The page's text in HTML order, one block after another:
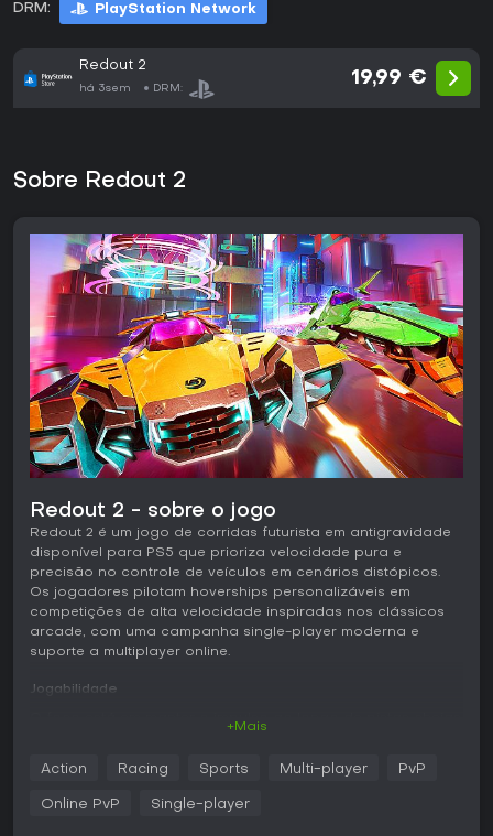
DRM: PlayStation Network
Redout 2
há 3sem DRM:
19,99 €
Sobre Redout 2
Redout 2 - sobre o jogo
Redout 2 é um jogo de corridas futurista em antigravidade
disponível para PS5 que prioriza velocidade pura e
precisão no controle de veículos em cenários distópicos.
Os jogadores pilotam hoverships personalizáveis em
competições de alta velocidade inspiradas nos clássicos
arcade, com uma campanha single-player moderna e
suporte a multiplayer online.
Jogabilidade
velocidades extremas, com um sistema intuitivo que
recompensa a prática para traçar linhas mais precisas e
+Mais
Action Racing Sports Multi-player PvP
Online PvP Single-player